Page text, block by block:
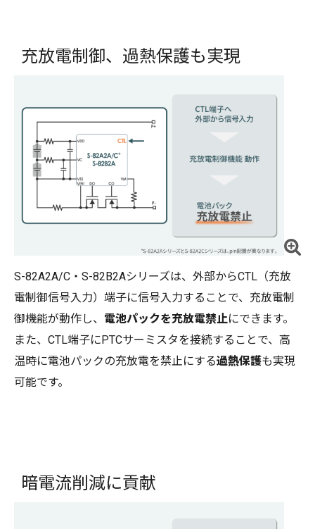
充放電制御、過熱保護も実現
S-82A2A/C・S-82B2Aシリーズは、外部からCTL（充放
電制御信号入力）端子に信号入力することで、充放電制
御機能が動作し、 電池パックを充放電禁止にできます。
また、CTL端子にPTCサーミスタを接続することで、高
温時に電池パックの充放電を禁止にする過熱保護も実現
可能です。
暗電流削減に貢献